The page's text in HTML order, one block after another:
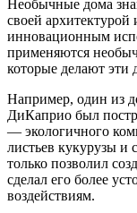
Необычные дома
своей
инновационным
применяются
которые делают
Например, один из
ДиКаприо был
— экологичного
листьев кукурузы и
только позволил
сделал его более
воздействиям.